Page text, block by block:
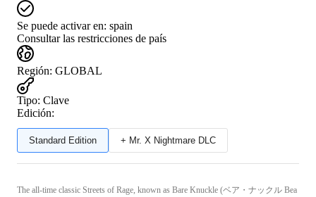
Se puede activar en: spain
Consultar las restricciones de país
Región: GLOBAL
Tipo: Clave
Edición:
Standard Edition + Mr. X Nightmare DLC
The all-time classic Streets of Rage, known as Bare Knuckle (ベア・ナックル Bea